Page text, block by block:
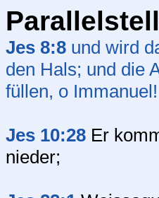
Jes 8:8 und wird
den Hals; und die
füllen, o Immanuel!
Jes 10:28 Er
nieder;